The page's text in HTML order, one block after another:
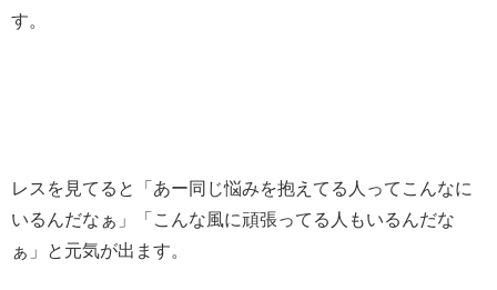
す。
レスを見てると「あー同じ悩みを抱えてる人ってこんなに
いるんだなぁ」「こんな風に頑張ってる人もいるんだな
ぁ」と元気が出ます。